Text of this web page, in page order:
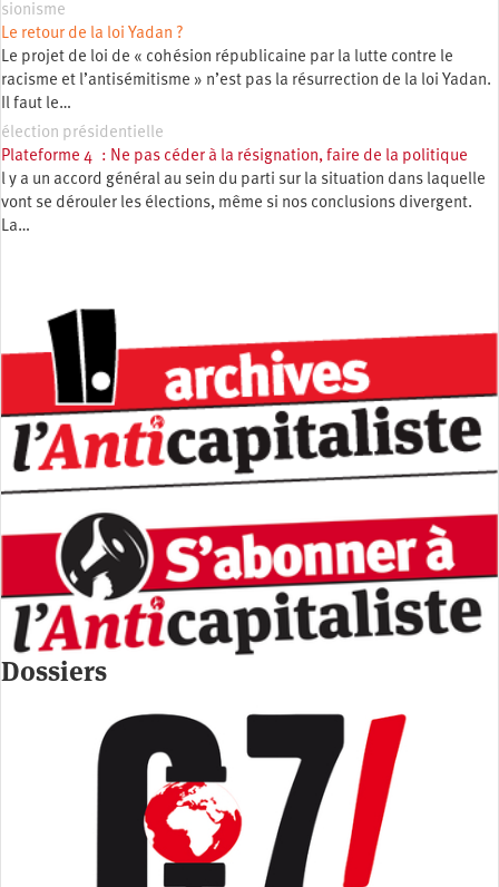
sionisme
Le retour de la loi Yadan ?
Le projet de loi de « cohésion républicaine par la lutte contre le
racisme et l’antisémitisme » n’est pas la résurrection de la loi Yadan.
Il faut le…
élection présidentielle
Plateforme 4 : Ne pas céder à la résignation, faire de la politique
l y a un accord général au sein du parti sur la situation dans laquelle
vont se dérouler les élections, même si nos conclusions divergent.
La…
Dossiers